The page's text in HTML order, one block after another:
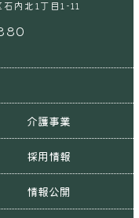
内北1丁目1-11
介護事業
採用情報
情報公開